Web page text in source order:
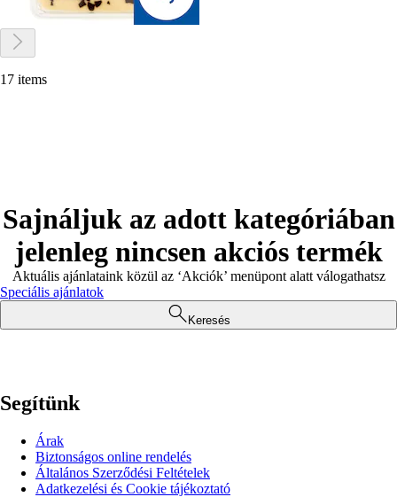
17 items
Sajnáljuk az adott kategóriában
jelenleg nincsen akciós termék
Aktuális ajánlataink közül az ‘Akciók’ menüpont alatt válogathatsz
Speciális ajánlatok
Keresés
Segítünk
Árak
Biztonságos online rendelés
Általános Szerződési Feltételek
Adatkezelési és Cookie tájékoztató